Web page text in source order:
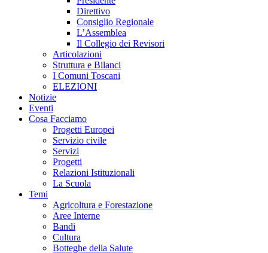
Direttivo
Consiglio Regionale
L’Assemblea
Il Collegio dei Revisori
Articolazioni
Struttura e Bilanci
I Comuni Toscani
ELEZIONI
Notizie
Eventi
Cosa Facciamo
Progetti Europei
Servizio civile
Servizi
Progetti
Relazioni Istituzionali
La Scuola
Temi
Agricoltura e Forestazione
Aree Interne
Bandi
Cultura
Botteghe della Salute